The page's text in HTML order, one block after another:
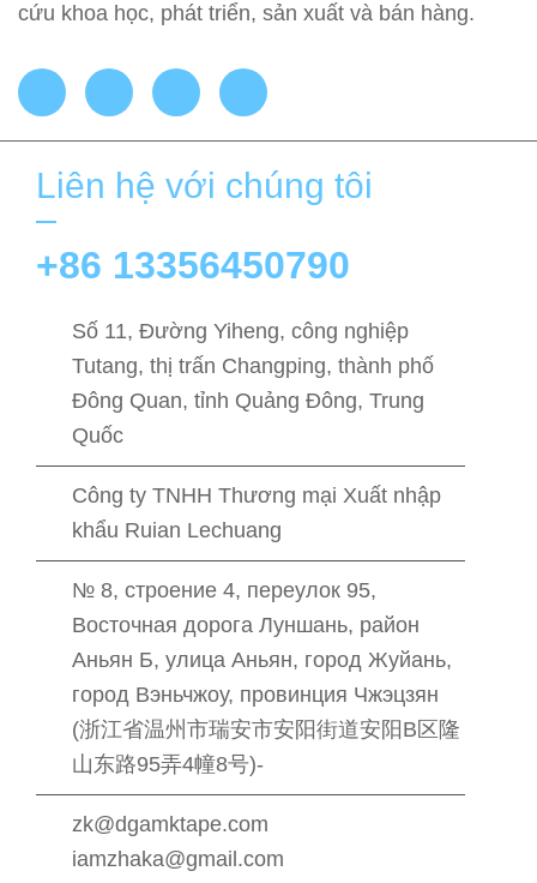
cứu khoa học, phát triển, sản xuất và bán hàng.
Liên hệ với chúng tôi
+86 13356450790
Số 11, Đường Yiheng, công nghiệp
Tutang, thị trấn Changping, thành phố
Đông Quan, tỉnh Quảng Đông, Trung
Quốc
Công ty TNHH Thương mại Xuất nhập
khẩu Ruian Lechuang
№ 8, строение 4, переулок 95,
Восточная дорога Луншань, район
Аньян Б, улица Аньян, город Жуйань,
город Вэньчжоу, провинция Чжэцзян
(浙江省温州市瑞安市安阳街道安阳B区隆
山东路95弄4幢8号)-
zk@dgamktape.com
iamzhaka@gmail.com